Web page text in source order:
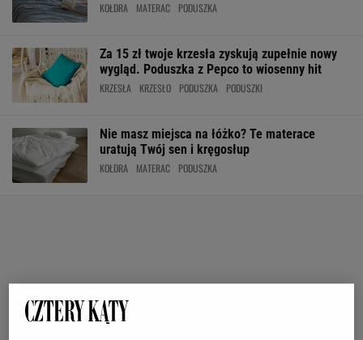
KOŁDRA MATERAC PODUSZKA
Za 15 zł twoje krzesła zyskują zupełnie nowy
wygląd. Poduszka z Pepco to wiosenny hit
KRZESŁA KRZESŁO PODUSZKA PODUSZKI
Nie masz miejsca na łóżko? Te materace
uratują Twój sen i kręgosłup
KOŁDRA MATERAC PODUSZKA